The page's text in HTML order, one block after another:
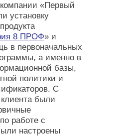
«Первый
установку
8 ПРОФ» и
в первоначальных
а именно в
базы,
политики и
С
были
работе с
настроены